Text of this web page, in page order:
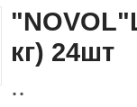
кг) 24шт
..